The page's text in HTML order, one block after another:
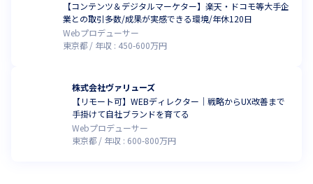
【コンテンツ＆デジタルマーケター】楽天・ドコモ等大手企
業との取引多数/成果が実感できる環境/年休120日
Webプロデューサー
東京都
年収 : 450-600万円
株式会社ヴァリューズ
【リモート可】WEBディレクター｜戦略からUX改善まで
手掛けて自社ブランドを育てる
Webプロデューサー
東京都
年収 : 600-800万円